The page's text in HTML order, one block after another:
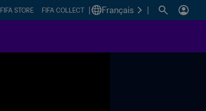
FIFA STORE FIFA COLLECT Français